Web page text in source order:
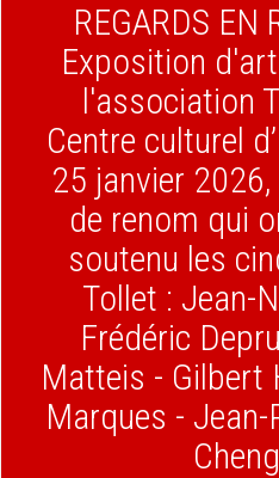
REGARDS EN
Exposition
l'association
Centre culturel
25 janvier
de renom qui
soutenu les
Tollet : Jean-
Frédéric
Matteis - Gilbert
Marques - Jean-